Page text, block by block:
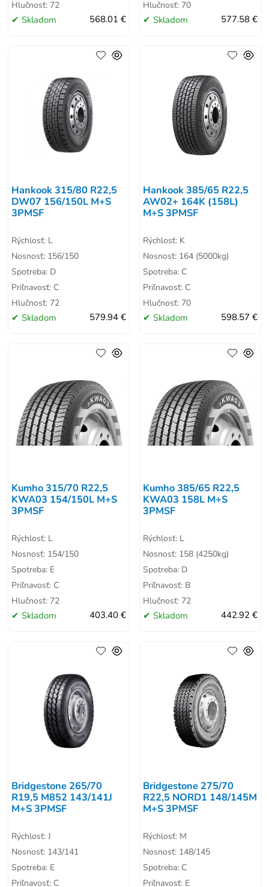
Hlučnosť: 72
Skladom 568.01 €
Hlučnosť: 70
Skladom 577.58 €
Hankook 315/80 R22,5
DW07 156/150L M+S
3PMSF
Rýchlosť: L
Nosnosť: 156/150
Spotreba: D
Priľnavosť: C
Hlučnosť: 72
Skladom 579.94 €
Hankook 385/65 R22,5
AW02+ 164K (158L)
M+S 3PMSF
Rýchlosť: K
Nosnosť: 164 (5000kg)
Spotreba: C
Priľnavosť: C
Hlučnosť: 70
Skladom 598.57 €
Kumho 315/70 R22,5
KWA03 154/150L M+S
3PMSF
Rýchlosť: L
Nosnosť: 154/150
Spotreba: E
Priľnavosť: C
Hlučnosť: 72
Skladom 403.40 €
Kumho 385/65 R22,5
KWA03 158L M+S
3PMSF
Rýchlosť: L
Nosnosť: 158 (4250kg)
Spotreba: D
Priľnavosť: B
Hlučnosť: 72
Skladom 442.92 €
Bridgestone 265/70
R19,5 M852 143/141J
M+S 3PMSF
Rýchlosť: J
Nosnosť: 143/141
Spotreba: E
Priľnavosť: C
Bridgestone 275/70
R22,5 NORD1 148/145M
M+S 3PMSF
Rýchlosť: M
Nosnosť: 148/145
Spotreba: C
Priľnavosť: E